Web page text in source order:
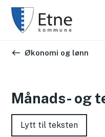
Du er her:
Økonomi og lønn
Månads- og
Lytt til teksten